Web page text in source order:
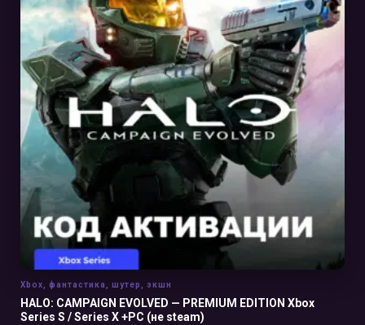
В КОРЗИНУ
HALO: CAMPAIGN EVOLVED — PREMIUM EDITION Xbox
Series S / Series X +PC (не steam)
Xbox фантастика шутер экшн